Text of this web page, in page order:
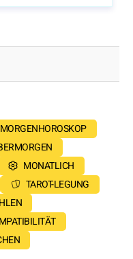
MORGENHOROSKOP
MONATLICH
TAROT-LEGUNG